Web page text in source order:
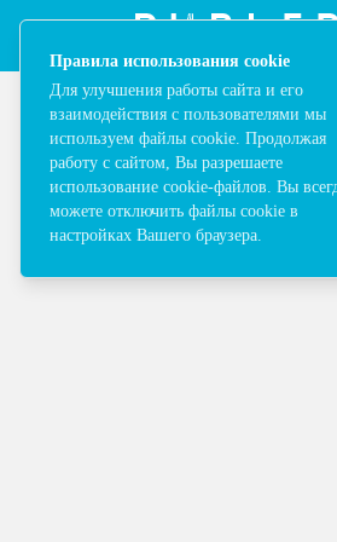
Map | ТРЦ Ривьера в Москве - Одежда,
Выбрать категорию
[ "Правила использования
Правила использования cookie
Для улучшения работы сайта и его
взаимодействия с пользователями мы
используем файлы cookie. Продолжая
работу с сайтом, Вы разрешаете
использование cookie-файлов. Вы
можете отключить файлы cookie в
настройках Вашего браузера.